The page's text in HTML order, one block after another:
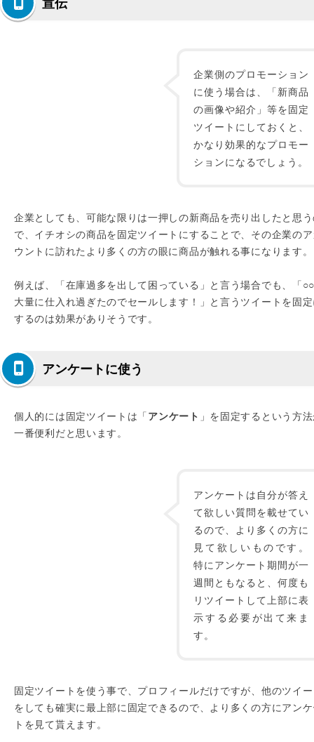
企業側のプロモーション
に使う場合は、「新商品
の画像や紹介」等を固定
ツイートにしておくと、
かなり効果的なプロモー
ションになるでしょう。
企業としても、可能な限りは一押しの新商品を売り出したと思
で、イチオシの商品を固定ツイートにすることで、その企業の
ウントに訪れたより多くの方の眼に商品が触れる事になります。
例えば、「在庫過多を出して困っている」と言う場合でも、「
大量に仕入れ過ぎたのでセールします！」と言うツイートを固
するのは効果がありそうです。
アンケートに使う
個人的には固定ツイートは「アンケート 」を固定するという方
一番便利だと思います。
アンケートは自分が答え
て欲しい質問を載せてい
るので、より多くの方に
見て欲しいものです。
特にアンケート期間が一
週間ともなると、何度も
リツイートして上部に表
示する必要が出て来ま
す。
固定ツイートを使う事で、プロフィールだけですが、他のツイ
をしても確実に最上部に固定できるので、より多くの方にアン
トを見て貰えます。